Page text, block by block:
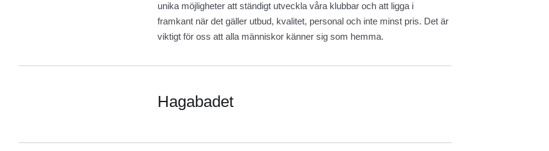
unika möjligheter att ständigt utveckla våra klubbar och att ligga i
framkant när det gäller utbud, kvalitet, personal och inte minst pris. Det är
viktigt för oss att alla människor känner sig som hemma.
Hagabadet